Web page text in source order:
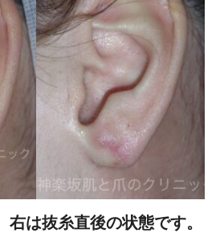
右は抜糸直後の状態です。